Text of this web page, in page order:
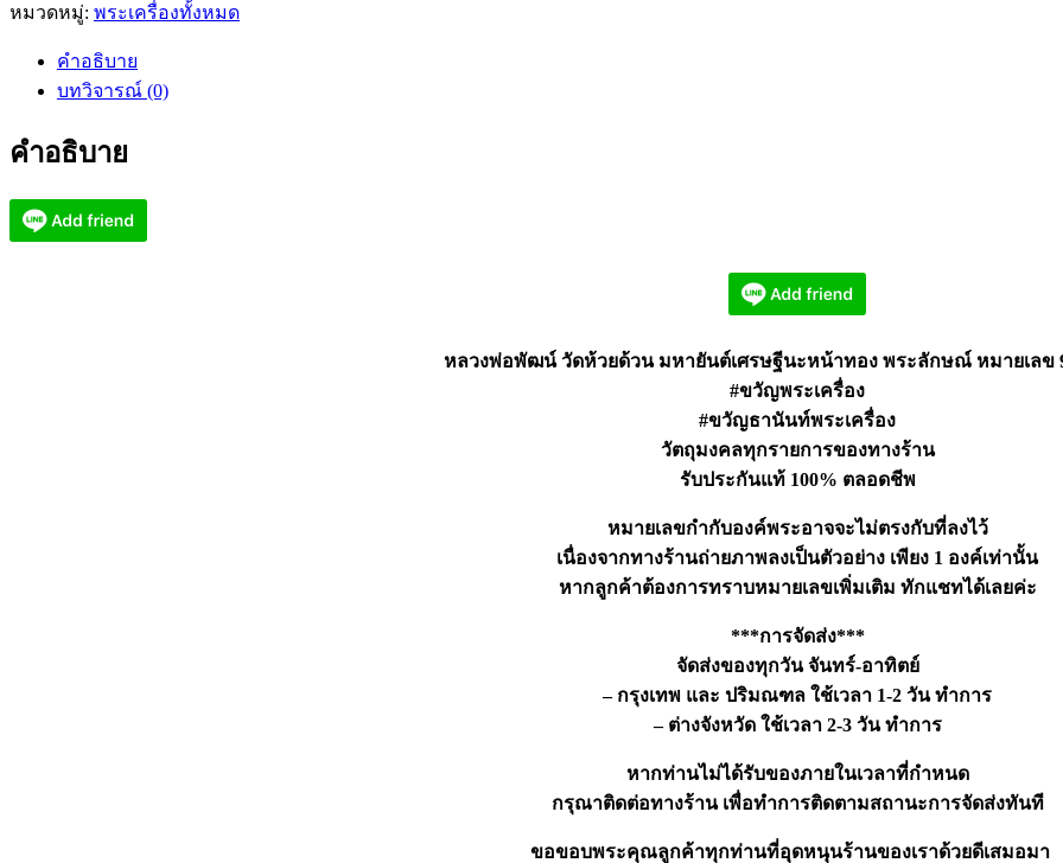
พ่อ
นะ
ทอง
หมวดหมู่: พระเครื่องทั้งหมด
คำอธิบาย
บทวิจารณ์ (0)
คำอธิบาย
หลวงพ่อพัฒน์ วัดห้วยด้วน มหายันต์เศรษฐีนะหน้าทอง พระลักษณ์ หมายเลข 9
#ขวัญพระเครื่อง
#ขวัญธานันท์พระเครื่อง
วัตถุมงคลทุกรายการของทางร้าน
รับประกันแท้ 100% ตลอดชีพ
หมายเลขกำกับองค์พระอาจจะไม่ตรงกับที่ลงไว้
เนื่องจากทางร้านถ่ายภาพลงเป็นตัวอย่าง เพียง 1 องค์เท่านั้น
หากลูกค้าต้องการทราบหมายเลขเพิ่มเติม ทักแชทได้เลยค่ะ
***การจัดส่ง***
จัดส่งของทุกวัน จันทร์-อาทิตย์
– กรุงเทพ และ ปริมณฑล ใช้เวลา 1-2 วัน ทำการ
– ต่างจังหวัด ใช้เวลา 2-3 วัน ทำการ
หากท่านไม่ได้รับของภายในเวลาที่กำหนด
กรุณาติดต่อทางร้าน เพื่อทำการติดตามสถานะการจัดส่งทันที
ขอขอบพระคุณลูกค้าทุกท่านที่อุดหนุนร้านของเราด้วยดีเสมอมา